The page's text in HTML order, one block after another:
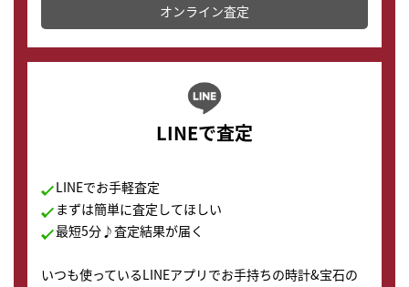
オンライン査定
LINEで査定
LINEでお手軽査定
まずは簡単に査定してほしい
最短5分♪査定結果が届く
いつも使っているLINEアプリでお手持ちの時計&宝石の